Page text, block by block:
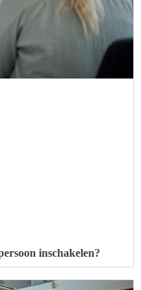
inschakelen?